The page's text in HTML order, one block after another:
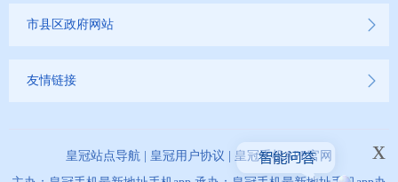
市县区政府网站
友情链接
皇冠站点导航 皇冠用户协议
皇冠手机APP官网
x